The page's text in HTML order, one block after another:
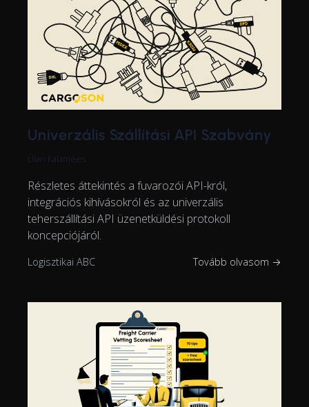
Univerzális Szállítási API Szabvány
Ülari Kalamees
Részletes áttekintés a fuvarozói API-król,
integrációs kihívásokról és az univerzális
teherszállítási API üzenetküldési protokoll
koncepciójáról.
Logisztikai ABC Tovább olvasom →